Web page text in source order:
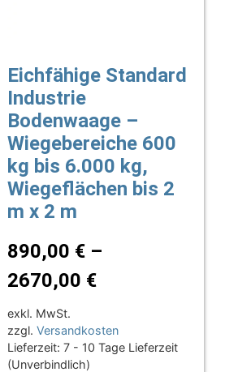
Eichfähige Standard
Industrie
Bodenwaage –
Wiegebereiche 600
kg bis 6.000 kg,
Wiegeflächen bis 2
m x 2 m
890,00 € –
2670,00 €
exkl. MwSt.
zzgl. Versandkosten
Lieferzeit: 7 - 10 Tage Lieferzeit
(Unverbindlich)